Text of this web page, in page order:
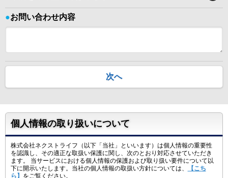
●お問い合わせ内容
次へ
個人情報の取り扱いについて
株式会社ネクストライフ（以下「当社」といいます）は個人情報の重要性
を認識し、その適正な取扱い保護に関し、次のとおり対応させていただき
ます。 当サービスにおける個人情報の保護および取り扱い要件について以
下に開示いたします。当社の個人情報の取扱い方針については、
【こち
ら】
をご覧ください。